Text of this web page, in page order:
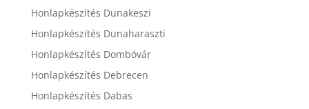
Honlapkészítés Dunakeszi
Honlapkészítés Dunaharaszti
Honlapkészítés Dombóvár
Honlapkészítés Debrecen
Honlapkészítés Dabas